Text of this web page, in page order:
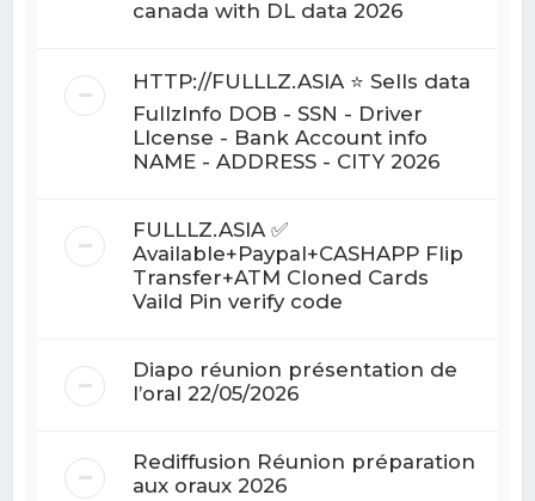
canada with DL data 2026
HTTP://FULLLZ.ASIA ⭐️ Sells data
FullzInfo DOB - SSN - Driver
LIcense - Bank Account info
NAME - ADDRESS - CITY 2026
FULLLZ.ASIA ✅
Available+Paypal+CASHAPP Flip
Transfer+ATM Cloned Cards
Vaild Pin verify code
Diapo réunion présentation de
l’oral 22/05/2026
Rediffusion Réunion préparation
aux oraux 2026